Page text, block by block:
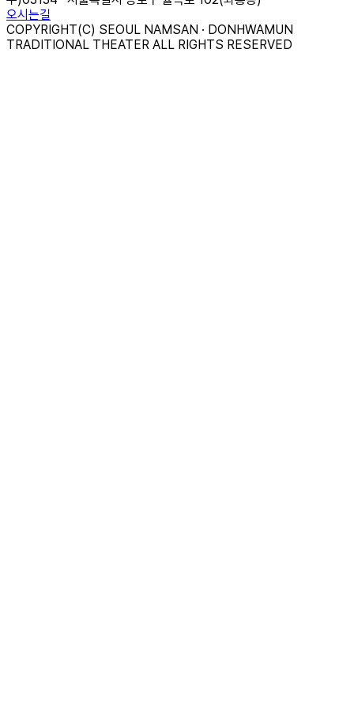
오시는길
COPYRIGHT(C) SEOUL NAMSAN · DONHWAMUN
TRADITIONAL THEATER ALL RIGHTS RESERVED